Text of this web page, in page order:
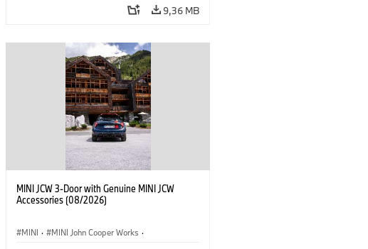
9,36 MB
MINI JCW 3-Door with Genuine MINI JCW
Accessories (08/2026)
MINI · MINI John Cooper Works ·